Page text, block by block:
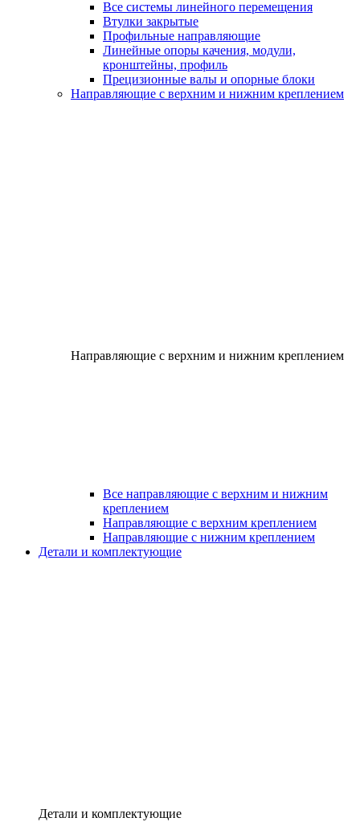
Все системы линейного перемещения
Втулки закрытые
Профильные направляющие
Линейные опоры качения, модули,
кронштейны, профиль
Прецизионные валы и опорные блоки
Направляющие с верхним и нижним креплением
Направляющие с верхним и нижним креплением
Все направляющие с верхним и нижним
креплением
Направляющие с верхним креплением
Направляющие с нижним креплением
Детали и комплектующие
Детали и комплектующие